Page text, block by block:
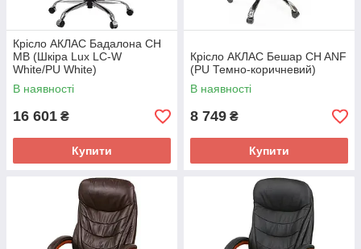
Крісло АКЛАС Бадалона CH
MB (Шкіра Lux LC-W
White/PU White)
В наявності
16 601 ₴
Купити
Крісло АКЛАС Бешар CH ANF
(PU Темно-коричневий)
В наявності
8 749 ₴
Купити